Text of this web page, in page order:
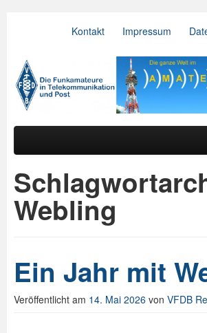
Kontakt Impressum
VFDB e.V.
Hauptmenü
Der Verein
Referate
Relais
Downloads
Webling
Ein Jahr mit
Veröffentlicht am 14. Mai 2026 von VFDB